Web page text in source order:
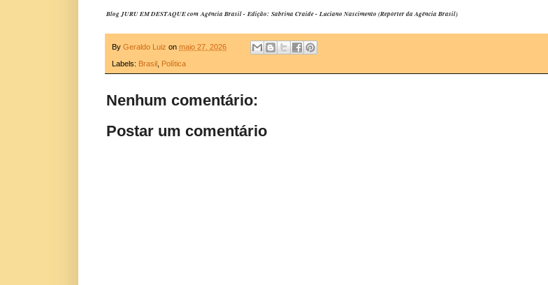
Blog JURU EM DESTAQUE com Agência Brasil - Edição: Sabrina Craide - Luciano Nascimento (Repórter da Agência Brasil)
By Geraldo Luiz on maio 27, 2026
Labels: Brasil , Política
Nenhum comentário:
Postar um comentário